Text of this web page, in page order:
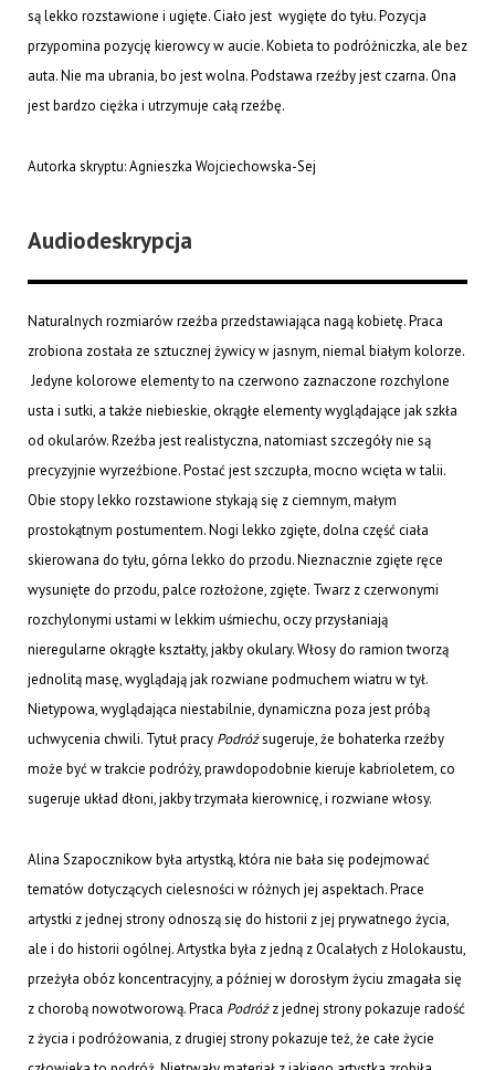
są lekko rozstawione i ugięte. Ciało jest wygięte do tyłu. Pozycja
przypomina pozycję kierowcy w aucie. Kobieta to podróżniczka, ale bez
auta. Nie ma ubrania, bo jest wolna. Podstawa rzeźby jest czarna. Ona
jest bardzo ciężka i utrzymuje całą rzeźbę.
Autorka skryptu: Agnieszka Wojciechowska-Sej
Audiodeskrypcja
Naturalnych rozmiarów rzeźba przedstawiająca nagą kobietę. Praca
zrobiona została ze sztucznej żywicy w jasnym, niemal białym kolorze.
Jedyne kolorowe elementy to na czerwono zaznaczone rozchylone
usta i sutki, a także niebieskie, okrągłe elementy wyglądające jak szkła
od okularów. Rzeźba jest realistyczna, natomiast szczegóły nie są
precyzyjnie wyrzeźbione. Postać jest szczupła, mocno wcięta w talii.
Obie stopy lekko rozstawione stykają się z ciemnym, małym
prostokątnym postumentem. Nogi lekko zgięte, dolna część ciała
skierowana do tyłu, górna lekko do przodu. Nieznacznie zgięte ręce
wysunięte do przodu, palce rozłożone, zgięte. Twarz z czerwonymi
rozchylonymi ustami w lekkim uśmiechu, oczy przysłaniają
nieregularne okrągłe kształty, jakby okulary. Włosy do ramion tworzą
jednolitą masę, wyglądają jak rozwiane podmuchem wiatru w tył.
Nietypowa, wyglądająca niestabilnie, dynamiczna poza jest próbą
uchwycenia chwili. Tytuł pracy Podróżsugeruje, że bohaterka rzeźby
może być w trakcie podróży, prawdopodobnie kieruje kabrioletem, co
sugeruje układ dłoni, jakby trzymała kierownicę, i rozwiane włosy.
Alina Szapocznikow była artystką, która nie bała się podejmować
tematów dotyczących cielesności w różnych jej aspektach. Prace
artystki z jednej strony odnoszą się do historii z jej prywatnego życia,
ale i do historii ogólnej. Artystka była z jedną z Ocalałych z Holokaustu,
przeżyła obóz koncentracyjny, a później w dorosłym życiu zmagała się
z chorobą nowotworową. Praca Podróżz jednej strony pokazuje radość
z życia i podróżowania, z drugiej strony pokazuje też, że całe życie